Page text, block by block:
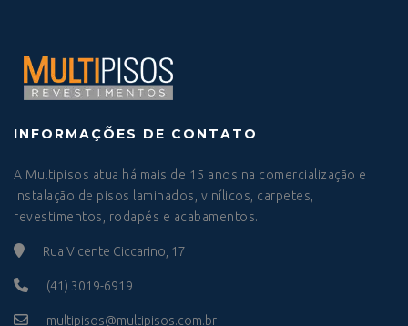
INFORMAÇÕES DE CONTATO
A Multipisos atua há mais de 15 anos na comercialização e
instalação de pisos laminados, vinílicos, carpetes,
revestimentos, rodapés e acabamentos.
Rua Vicente Ciccarino, 17
(41) 3019-6919
multipisos@multipisos.com.br